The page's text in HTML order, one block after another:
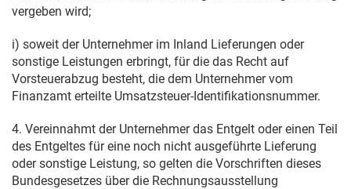
vergeben wird;
i) soweit der Unternehmer im Inland Lieferungen oder
sonstige Leistungen erbringt, für die das Recht auf
Vorsteuerabzug besteht, die dem Unternehmer vom
Finanzamt erteilte Umsatzsteuer-Identifikationsnummer.
4. Vereinnahmt der Unternehmer das Entgelt oder einen Teil
des Entgeltes für eine noch nicht ausgeführte Lieferung
oder sonstige Leistung, so gelten die Vorschriften dieses
Bundesgesetzes über die Rechnungsausstellung